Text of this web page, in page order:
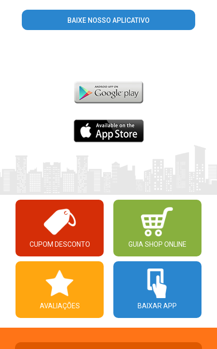
BAIXE NOSSO APLICATIVO
CUPOM DESCONTO GUIA SHOP ONLINE
AVALIAÇÕES BAIXAR APP